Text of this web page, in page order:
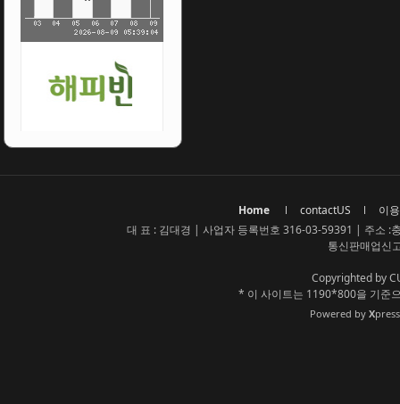
Home contactUS
이
대 표 : 김대경 | 사업자 등록번호 316-03-59391 | 주소 :
통신판매업신
Copyrighted by
* 이 사이트는 1190*800을 기준
Powered by X